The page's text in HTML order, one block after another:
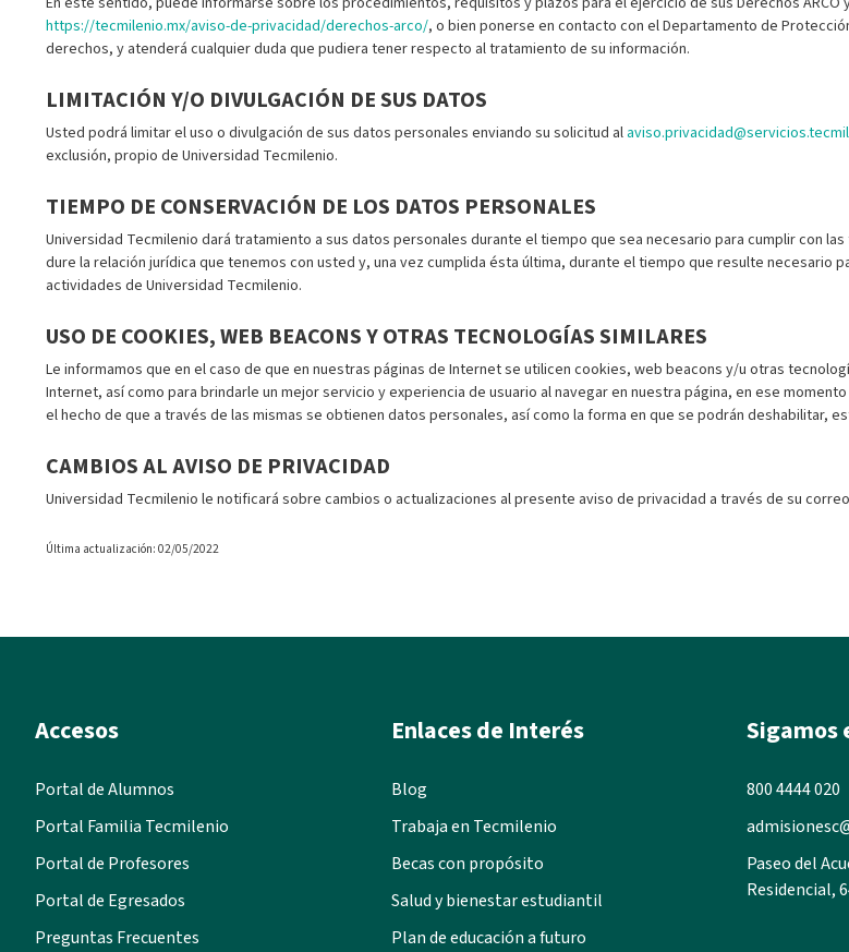
https://tecmilenio.mx/aviso-de-privacidad/derechos-arco/, o bien ponerse en contacto con el Departamento de
derechos, y atenderá cualquier duda que pudiera tener respecto al tratamiento de su información.
LIMITACIÓN Y/O DIVULGACIÓN DE SUS DATOS
Usted podrá limitar el uso o divulgación de sus datos personales enviando su solicitud al
exclusión, propio de Universidad Tecmilenio.
TIEMPO DE CONSERVACIÓN DE LOS DATOS PERSONALES
Universidad Tecmilenio dará tratamiento a sus datos personales durante el tiempo que sea necesario para cumplir con
dure la relación jurídica que tenemos con usted y, una vez cumplida ésta última, durante el tiempo que resulte necesario
actividades de Universidad Tecmilenio.
USO DE COOKIES, WEB BEACONS Y OTRAS TECNOLOGÍAS SIMILARES
Le informamos que en el caso de que en nuestras páginas de Internet se utilicen cookies, web beacons y/u otras
Internet, así como para brindarle un mejor servicio y experiencia de usuario al navegar en nuestra página, en ese
el hecho de que a través de las mismas se obtienen datos personales, así como la forma en que se podrán deshabilitar,
CAMBIOS AL AVISO DE PRIVACIDAD
Universidad Tecmilenio le notificará sobre cambios o actualizaciones al presente aviso de privacidad a través de su
Última actualización: 02/05/2022
Accesos
Portal de Alumnos
Portal Familia Tecmilenio
Portal de Profesores
Portal de Egresados
Preguntas Frecuentes
Enlaces de Interés
Blog
Trabaja en Tecmilenio
Becas con propósito
Salud y bienestar estudiantil
Plan de educación a futuro
Sigamos
800 4444 020
Paseo del
Residencial,